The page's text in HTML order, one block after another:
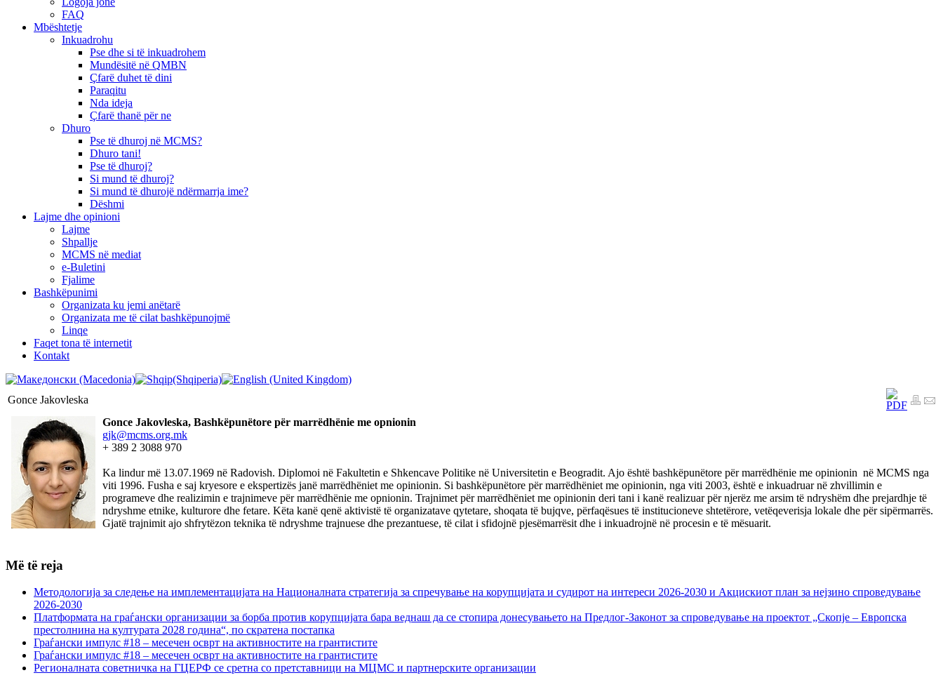
FAQ
Mbështetje
Inkuadrohu
Pse dhe si të inkuadrohem
Mundësitë në QMBN
Çfarë duhet të dini
Paraqitu
Nda ideja
Çfarë thanë për ne
Dhuro
Pse të dhuroj në MCMS?
Dhuro tani!
Pse të dhuroj?
Si mund të dhuroj?
Si mund të dhurojë ndërmarrja ime?
Dëshmi
Lajme dhe opinioni
Lajme
Shpallje
MCMS në mediat
e-Buletini
Fjalime
Bashkëpunimi
Organizata ku jemi anëtarë
Organizata me të cilat bashkëpunojmë
Linqe
Faqet tona të internetit
Kontakt
Gonce Jakovleska
Gonce Jakovleska, Bashkëpunëtore për marrëdhënie me opnionin
gjk@mcms.org.mk
+ 389 2 3088 970
Ka lindur më 13.07.1969 në Radovish. Diplomoi në Fakultetin e Shkencave Politike në Universitetin e Beogradit. Ajo është bashkëpunëtore për marrëdhënie me opinionin në MCMS nga
viti 1996. Fusha e saj kryesore e ekspertizës janë marrëdhëniet me opinionin. Si bashkëpunëtore për marrëdhëniet me opinionin, nga viti 2003, është e inkuadruar në zhvillimin e
programeve dhe realizimin e trajnimeve për marrëdhënie me opnionin. Trajnimet për marrëdhëniet me opinionin deri tani i kanë realizuar për njerëz me arsim të ndryshëm dhe prejardhje të
ndryshme etnike, kulturore dhe fetare. Këta kanë qenë aktivistë të organizatave qytetare, shoqata të bujqve, përfaqësues të institucioneve shtetërore, vetëqeverisja lokale dhe për sipërmarrës.
Gjatë trajnimit ajo shfrytëzon teknika të ndryshme trajnuese dhe prezantuese, të cilat i sfidojnë pjesëmarrësit dhe i inkuadrojnë në procesin e të mësuarit.
Më të reja
Методологија за следење на имплементацијата на Националната стратегија за спречување на корупцијата и судирот на интереси 2026-2030 и Акцискиот план за нејзино спроведување
2026-2030
Платформата на граѓански организации за борба против корупцијата бара веднаш да се стопира донесувањето на Предлог-Законот за спроведување на проектот „Скопје – Европска
престолнина на културата 2028 година“, по скратена постапка
Граѓански импулс #18 – месечен осврт на активностите на грантистите
Граѓански импулс #18 – месечен осврт на активностите на грантистите
Регионалната советничка на ГЦЕРФ се сретна со претставници на МЦМС и партнерските организации